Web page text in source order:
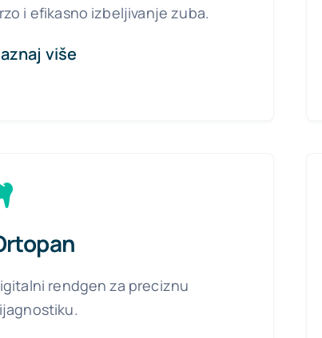
i efikasno izbeljivanje zuba.
više
rendgen za preciznu